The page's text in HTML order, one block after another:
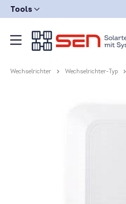
Tools
Wechselrichter Wechselrichter-Typ